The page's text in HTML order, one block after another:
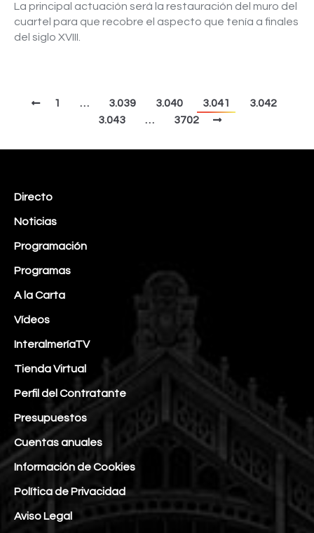
La principal actuación será la restauración del muro del
cuartel para que recobre el aspecto que tenía a finales
del siglo XVIII.
1 … 3.039 3.040 3.041
3.042
3.043
… 3702
Directo
Noticias
Programación
Programas
A la Carta
Vídeos
InteralmeríaTV
Tienda Virtual
Perfil del Contratante
Presupuestos
Cuentas anuales
Información de Cookies
Política de Privacidad
Aviso Legal